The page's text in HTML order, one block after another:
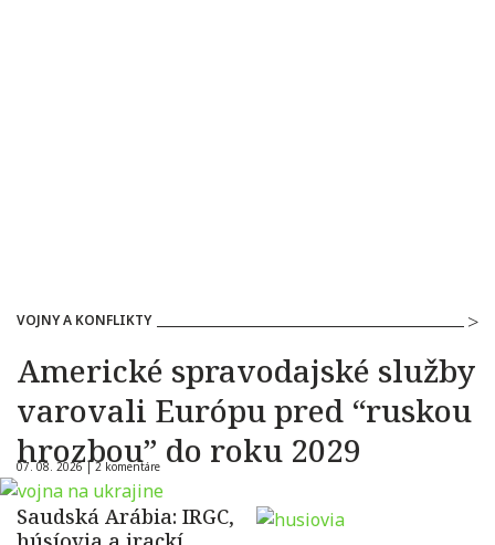
VOJNY A KONFLIKTY
Americké spravodajské služby
varovali Európu pred “ruskou
hrozbou” do roku 2029
07. 08. 2026 |2 komentáre
Saudská Arábia: IRGC,